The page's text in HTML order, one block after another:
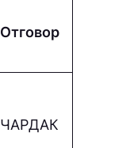
Отговор
ЧAPДAК